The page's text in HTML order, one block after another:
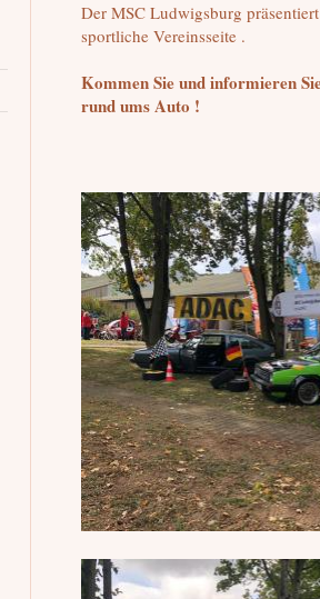
Der MSC Ludwigsburg
sportliche Vereinsseite .
Kommen Sie und informieren
rund ums Auto !